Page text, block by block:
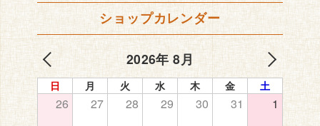
ショップカレンダー
2026年 8月
日 月 火 水 木 金 土
26 27 28 29 30 31 1